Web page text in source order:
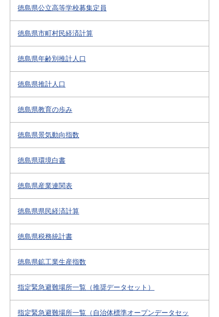
徳島県公立高等学校募集定員
徳島県市町村民経済計算
徳島県年齢別推計人口
徳島県推計人口
徳島県教育の歩み
徳島県景気動向指数
徳島県環境白書
徳島県産業連関表
徳島県県民経済計算
徳島県税務統計書
徳島県鉱工業生産指数
指定緊急避難場所一覧（推奨データセット）
指定緊急避難場所一覧（自治体標準オープンデータセッ